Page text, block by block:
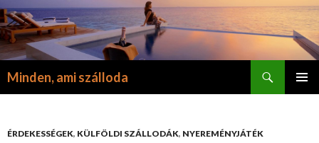
Minden, ami szálloda
ÉRDEKESSÉGEK, KÜLFÖLDI SZÁLLODÁK, NYEREMÉNYJÁTÉK